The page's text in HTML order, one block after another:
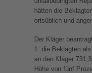
hätten die
ortsüblich und
Der Kläger
1. die Beklagten
an den Kläger
Höhe von fünf